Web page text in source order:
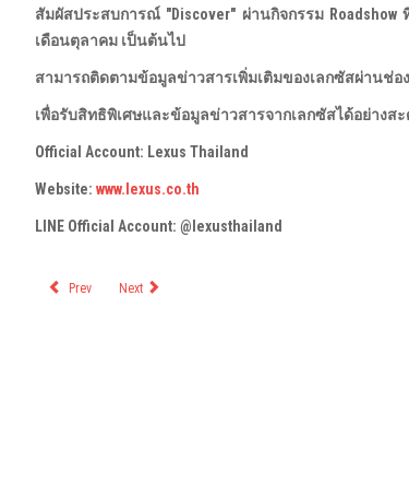
สัมผัสประสบการณ์ "Discover" ผ่านกิจกรรม
เดือนตุลาคม เป็นต้นไป
สามารถติดตามข้อมูลข่าวสารเพิ่มเติมของเลกซัสผ่านช่อ
เพื่อรับสิทธิพิเศษและข้อมูลข่าวสารจากเลกซัสได้อย่างส
Official Account: Lexus Thailand
Website: www.lexus.co.th
LINE Official Account: @lexusthailand
Prev Next